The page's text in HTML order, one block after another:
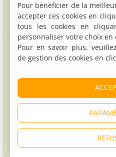
Pour bénéficier de la
accepter ces cookies en
tous les cookies en
personnaliser votre choix
Pour en savoir plus,
de gestion des cookies en